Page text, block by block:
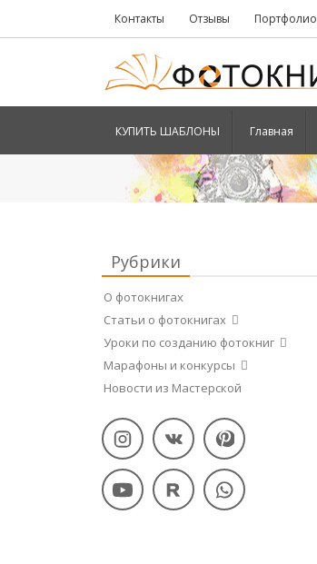
Контакты Отзывы Портфолио
КУПИТЬ ШАБЛОНЫ Главная
Рубрики
О фотокнигах
Статьи о фотокнигах
Уроки по созданию фотокниг
Марафоны и конкурсы
Новости из Мастерской